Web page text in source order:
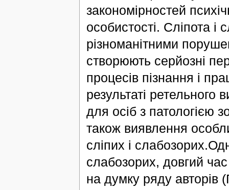
закономірностей
особистості. Сліпота
різноманітними
створюють серйозні
процесів пізнання і
результаті ретельного
для осіб з патологією
також виявлення
сліпих і
слабозорих, довгий
на думку ряду авторів